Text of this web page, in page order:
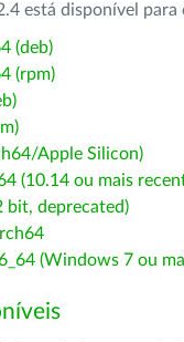
está disponível
(deb)
(rpm)
Apple Silicon)
(10.14 ou mais
bit, deprecated)
(Windows 7 ou